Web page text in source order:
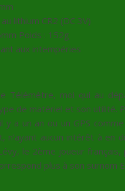
lithium CR2 (DC 3V)
Poids : 152g
aux intempéries
Télémètre, moi qui au
de matériel et son utilité.
a un an ou un GPS
n’ayant aucun intérêt à en
le 2ème joueur
plus à son surnom